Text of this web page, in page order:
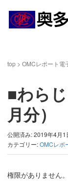
top > OMCレポート電
■わら
月分）
公開済み: 2019年4月1
カテゴリー:OMCレポ
権限がありません。